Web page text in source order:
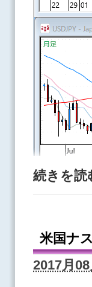
続きを読
米国ナ
2017月